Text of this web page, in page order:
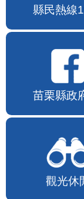
縣民熱線
苗栗縣政
觀光休